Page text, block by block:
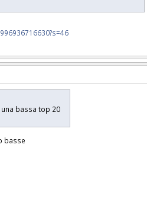
bassa top 20
basse